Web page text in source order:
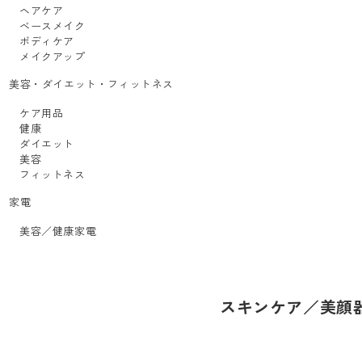
ヘアケア
ベースメイク
ボディケア
メイクアップ
美容・ダイエット・フィットネス
ケア用品
健康
ダイエット
美容
フィットネス
家電
美容／健康家電
スキンケア／美顔